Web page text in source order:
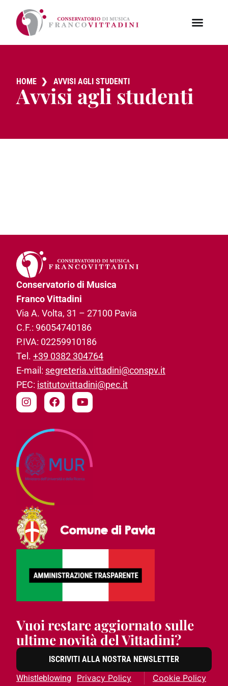
HOME ❯ AVVISI AGLI STUDENTI
Avvisi agli studenti
Conservatorio di Musica
Franco Vittadini
Via A. Volta, 31­ – 27100 Pavia
C.F.: 96054740186­
P.IVA: 02259910186­
Tel. +39 0382 304764
E-mail: segreteria.vittadini@conspv.it
PEC: istitutovittadini@pec.it
Vuoi restare aggiornato sulle
ultime novità del Vittadini?
ISCRIVITI ALLA NOSTRA NEWSLETTER
Whistleblowing
Privacy Policy Cookie Policy